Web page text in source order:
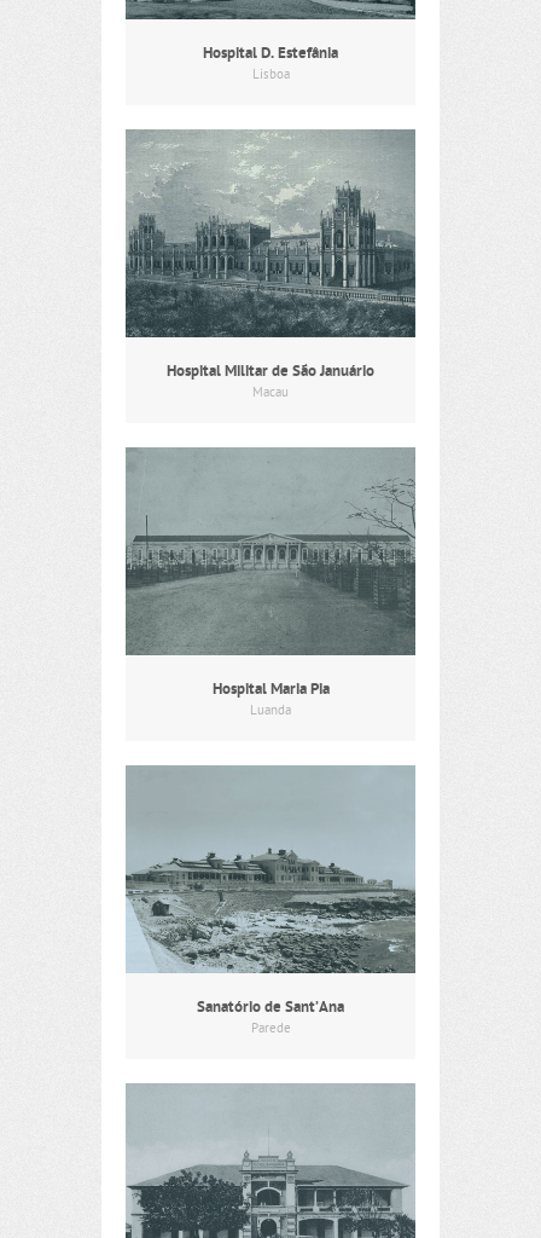
Hospital D. Estefânia
Lisboa
Hospital Militar de São Januário
Macau
Hospital Maria Pia
Luanda
Sanatório de Sant’Ana
Parede